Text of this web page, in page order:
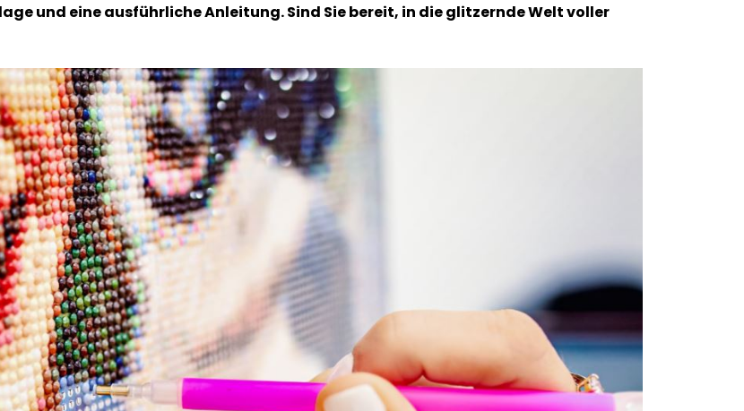
und eine ausführliche Anleitung. Sind Sie bereit, in die glitzernde Welt voller